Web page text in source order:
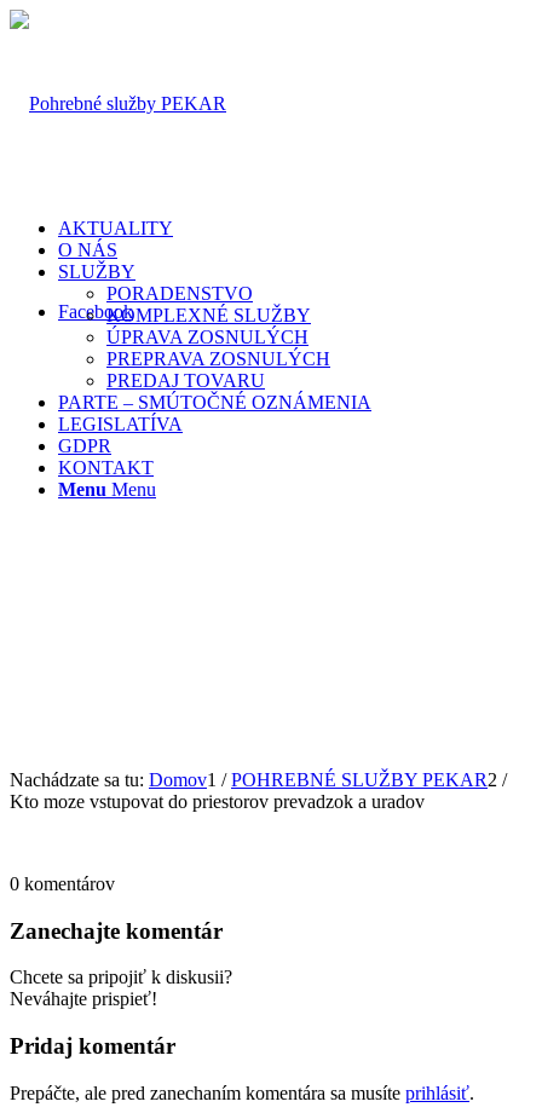
Facebook
AKTUALITY
O NÁS
SLUŽBY
PORADENSTVO
KOMPLEXNÉ SLUŽBY
ÚPRAVA ZOSNULÝCH
PREPRAVA ZOSNULÝCH
PREDAJ TOVARU
PARTE – SMÚTOČNÉ OZNÁMENIA
LEGISLATÍVA
GDPR
KONTAKT
Menu Menu
Nachádzate sa tu: Domov1 / POHREBNÉ SLUŽBY PEKAR2 /
Kto moze vstupovat do priestorov prevadzok a uradov
0 komentárov
Zanechajte komentár
Chcete sa pripojiť k diskusii?
Neváhajte prispieť!
Pridaj komentár
Prepáčte, ale pred zanechaním komentára sa musíte prihlásiť.